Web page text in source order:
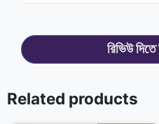
রিভিউ
Related products